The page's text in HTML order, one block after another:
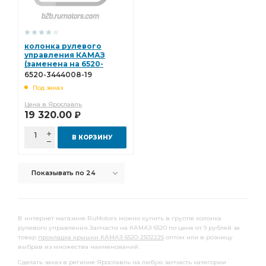
двигатель КАМАЗ-6520
двигатель КАМАЗ-6520 ТНВД
ступица с манжетами КАМАЗ
шайба КАМАЗ
шайба шкворня КАМАЗ
Накладка тормозная рулевого управления
элемент фильтрующий КАМАЗ фильтрующий КАМАЗ
Элемент ФВ Ливны задний КАМАЗ
колонка рулевого
управления КАМАЗ
(заменена на 6520-
3444008-30) 6520-
6520-3444008-19
Под заказ
Цена в Ярославль
19 320.00 Р
В КОРЗИНУ
Показывать по 24
В интернет магазине RuMotors можно купить в группе колонка
рулевого управления Запчасти на КАМАЗ 6520 по цене от 9 рублей за
товар прокладка крышки КАМАЗ 6520-2502225 оптом или в розницу
выбрав из множества наименований.
Сделать заказ в регионе Ярославль на любую запчасть категории